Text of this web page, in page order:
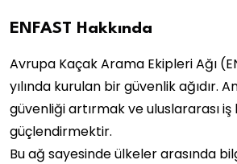
ENFAST Hakkında
Avrupa Kaçak Arama Ekipleri Ağı
yılında kurulan bir güvenlik ağıdır.
güvenliği artırmak ve uluslararası iş
güçlendirmektir.
Bu ağ sayesinde ülkeler arasında